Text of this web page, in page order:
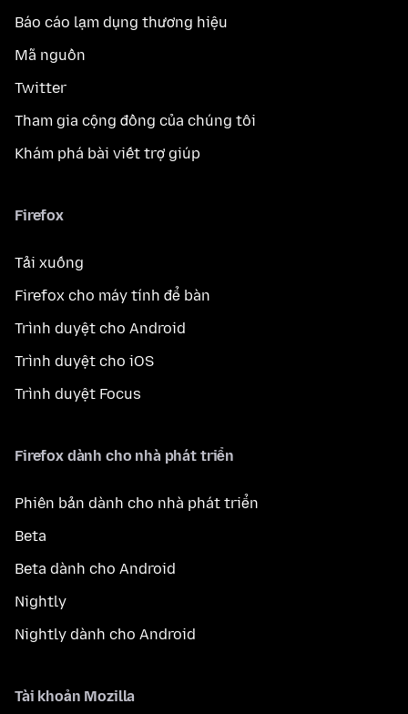
Báo cáo lạm dụng thương hiệu
Mã nguồn
Twitter
Tham gia cộng đồng của chúng tôi
Khám phá bài viết trợ giúp
Firefox
Tải xuống
Firefox cho máy tính để bàn
Trình duyệt cho Android
Trình duyệt cho iOS
Trình duyệt Focus
Firefox dành cho nhà phát triển
Phiên bản dành cho nhà phát triển
Beta
Beta dành cho Android
Nightly
Nightly dành cho Android
Tài khoản Mozilla